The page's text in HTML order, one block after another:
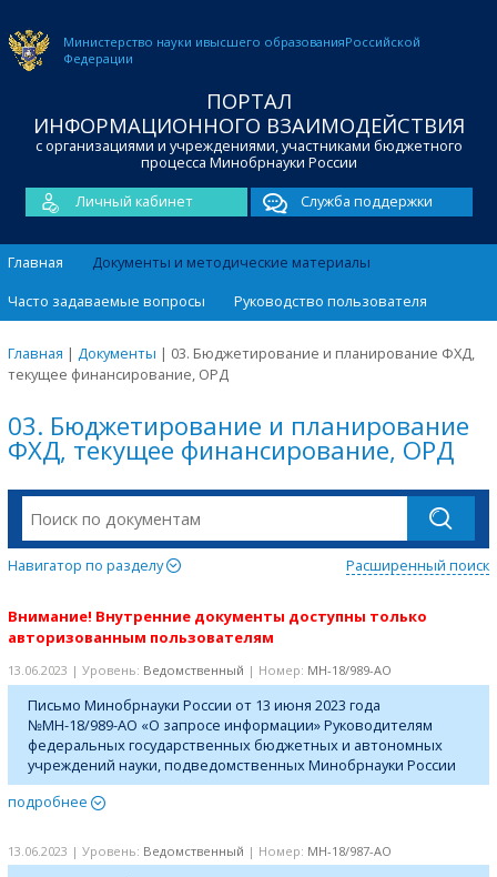
Министерство науки ивысшего образованияРоссийской
Федерации
ПОРТАЛ
ИНФОРМАЦИОННОГО ВЗАИМОДЕЙСТВИЯ
с организациями и учреждениями, участниками бюджетного
процесса Минобрнауки России
Личный кабинет
Служба поддержки
Главная
Документы и методические материалы
Часто задаваемые вопросы
Руководство пользователя
Главная | Документы | 03. Бюджетирование и планирование ФХД,
текущее финансирование, ОРД
03. Бюджетирование и планирование
ФХД, текущее финансирование, ОРД
Навигатор по разделу Расширенный поиск
Внимание! Внутренние документы доступны только
авторизованным пользователям
13.06.2023 | Уровень: Ведомственный | Номер: МН-18/989-АО
Письмо Минобрнауки России от 13 июня 2023 года
№МН-18/989-АО «О запросе информации» Руководителям
федеральных государственных бюджетных и автономных
учреждений науки, подведомственных Минобрнауки России
подробнее
13.06.2023 | Уровень: Ведомственный | Номер: МН-18/987-АО